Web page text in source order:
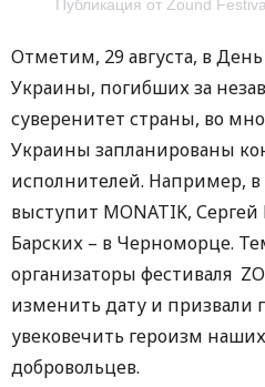
Публикация от Zound
Отметим, 29 августа, в
Украины, погибших за
суверенитет страны, во
Украины запланированы
исполнителей. Например, в
выступит MONATIK,
Барских – в Черноморце.
организаторы фестиваля
изменить дату и призвали
увековечить героизм
добровольцев.